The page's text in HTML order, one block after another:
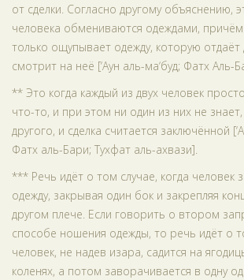
от сделки. Согласно другому объяснению,
человека обмениваются одеждами,
только ощупывает одежду, которую отдаёт
смотрит на неё [‘Аун аль-ма‘буд; Фатх Аль-
** Это когда каждый из двух человек
что-то, и при этом ни один из них не
другого, и сделка считается заключённой
Фатх аль-Бари; Тухфат аль-ахвази].
*** Речь идёт о том случае, когда человек
одежду, закрывая один бок и закрепляя
другом плече. Если говорить о втором
способе ношения одежды, то речь идёт о
человек, не надев изара, садится на
коленях, а потом заворачивается в одну